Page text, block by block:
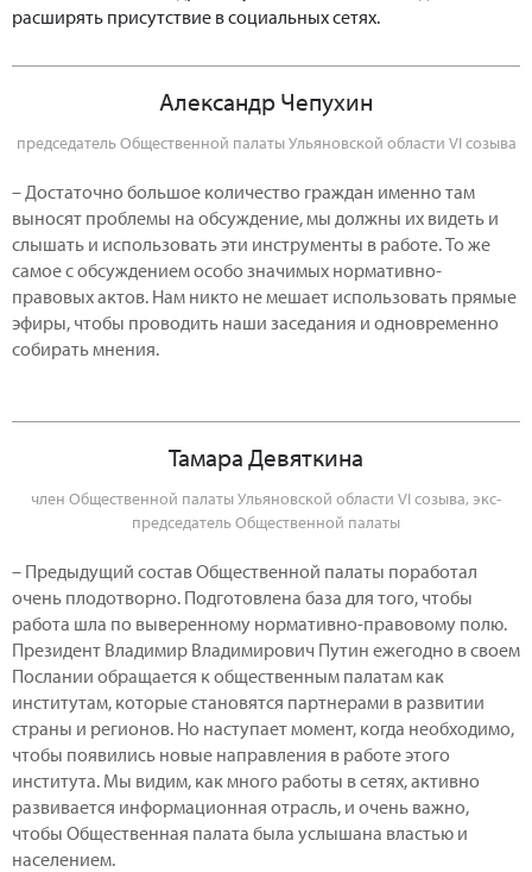
расширять присутствие в социальных сетях.
Александр Чепухин
председатель Общественной палаты Ульяновской области VI созыва
– Достаточно большое количество граждан именно там
выносят проблемы на обсуждение, мы должны их видеть и
слышать и использовать эти инструменты в работе. То же
самое с обсуждением особо значимых нормативно-
правовых актов. Нам никто не мешает использовать прямые
эфиры, чтобы проводить наши заседания и одновременно
собирать мнения.
Тамара Девяткина
член Общественной палаты Ульяновской области VI созыва, экс-
председатель Общественной палаты
– Предыдущий состав Общественной палаты поработал
очень плодотворно. Подготовлена база для того, чтобы
работа шла по выверенному нормативно-правовому полю.
Президент Владимир Владимирович Путин ежегодно в своем
Послании обращается к общественным палатам как
институтам, которые становятся партнерами в развитии
страны и регионов. Но наступает момент, когда необходимо,
чтобы появились новые направления в работе этого
института. Мы видим, как много работы в сетях, активно
развивается информационная отрасль, и очень важно,
чтобы Общественная палата была услышана властью и
населением.